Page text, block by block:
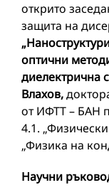
открито
защита на
„
оптични
диелектрична
Влахов,
от ИФТТ – БАН
4.1.
„Физика на
Научни